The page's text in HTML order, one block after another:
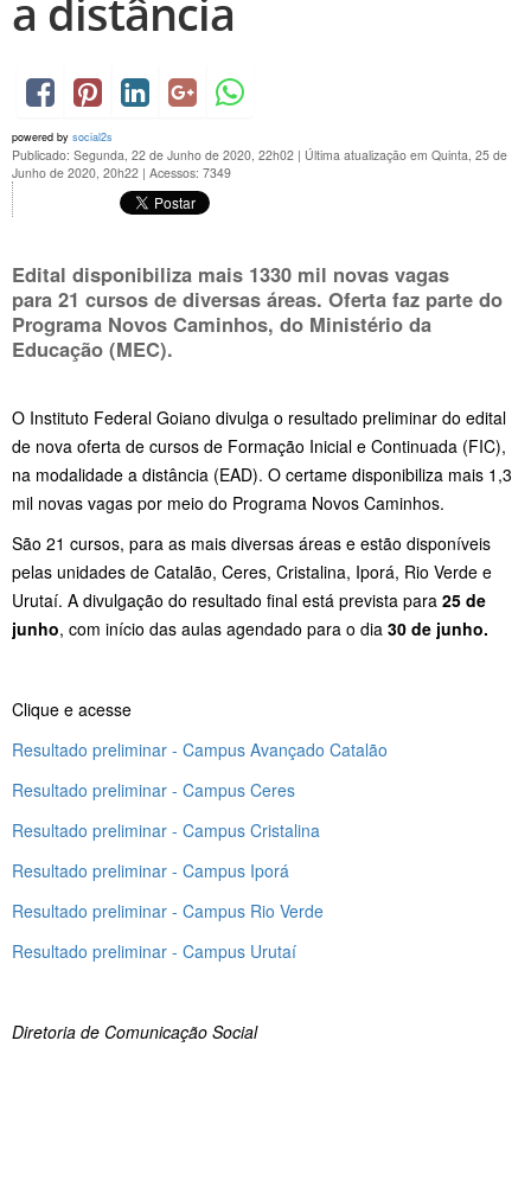
a distância
powered by social2s
Publicado: Segunda, 22 de Junho de 2020, 22h02 | Última atualização em Quinta, 25 de
Junho de 2020, 20h22 | Acessos: 7349
Edital disponibiliza mais 1330 mil novas vagas
para 21 cursos de diversas áreas. Oferta faz parte do
Programa Novos Caminhos, do Ministério da
Educação (MEC).
O Instituto Federal Goiano divulga o resultado preliminar do edital
de nova oferta de cursos de Formação Inicial e Continuada (FIC),
na modalidade a distância (EAD). O certame disponibiliza mais 1,3
mil novas vagas por meio do Programa Novos Caminhos.
São 21 cursos, para as mais diversas áreas e estão disponíveis
pelas unidades de Catalão, Ceres, Cristalina, Iporá, Rio Verde e
Urutaí. A divulgação do resultado final está prevista para 25 de
junho, com início das aulas agendado para o dia 30 de junho.
Clique e acesse
Resultado preliminar - Campus Avançado Catalão
Resultado preliminar - Campus Ceres
Resultado preliminar - Campus Cristalina
Resultado preliminar - Campus Iporá
Resultado preliminar - Campus Rio Verde
Resultado preliminar - Campus Urutaí
Diretoria de Comunicação Social